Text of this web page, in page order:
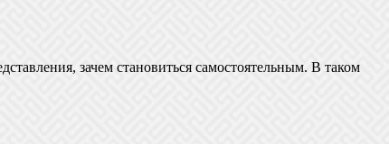
зачем становиться самостоятельным. В таком